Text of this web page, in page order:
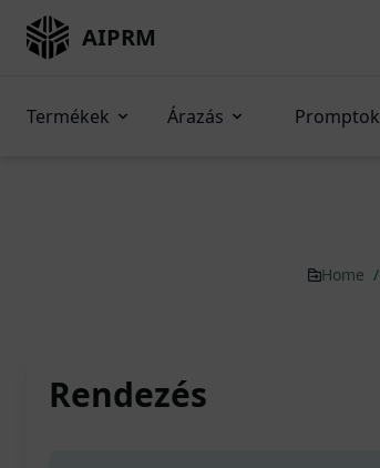
AIPRM
Termékek Árazás Promptok
Home /
Rendezés